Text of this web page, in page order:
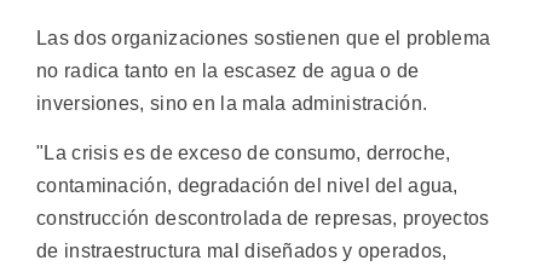
Las dos organizaciones sostienen que el problema
no radica tanto en la escasez de agua o de
inversiones, sino en la mala administración.
"La crisis es de exceso de consumo, derroche,
contaminación, degradación del nivel del agua,
construcción descontrolada de represas, proyectos
de instraestructura mal diseñados y operados,